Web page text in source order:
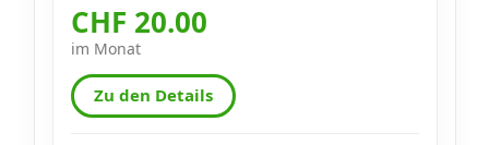
CHF 20.00
im Monat
Zu den Details